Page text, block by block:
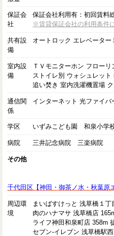
保証会
社
保証会社利用有：初回賃料
※賃貸保証会社の利用条件
共有設
備
オートロック エレベーター
室内設
備
ＴＶモニターホン フロー
ストイレ別 ウォシュレッ
追い焚き 室内洗濯機置場
通信関
係
インターネット 光ファイバ
学区 いずみこども園 和泉小学
病院 三井記念病院 三楽病院
その他
千代田区【神田・御茶ノ水・秋葉原
周辺環
境
まいばすけっと 浅草橋１
肉のハナマサ 浅草橋店
ライフ神田和泉町店 358m
セブン-イレブン 浅草橋駅